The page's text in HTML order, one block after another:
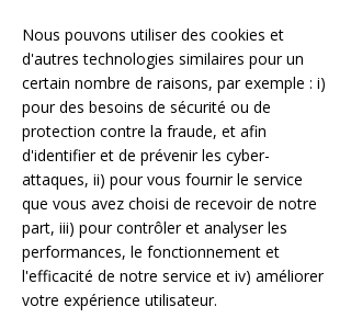
Nous pouvons utiliser des cookies et
d'autres technologies similaires pour un
certain nombre de raisons, par exemple : i)
pour des besoins de sécurité ou de
protection contre la fraude, et afin
d'identifier et de prévenir les cyber-
attaques, ii) pour vous fournir le service
que vous avez choisi de recevoir de notre
part, iii) pour contrôler et analyser les
performances, le fonctionnement et
l'efficacité de notre service et iv) améliorer
votre expérience utilisateur.